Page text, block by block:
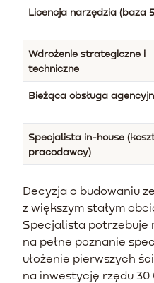
Licencja narzędzia (baza
Wdrożenie strategiczne i
techniczne
Bieżąca obsługa
Specjalista in-house
pracodawcy)
Decyzja o budowaniu
z większym stałym
Specjalista potrzebuje
na pełne poznanie
ułożenie pierwszych
na inwestycję rzędu 30